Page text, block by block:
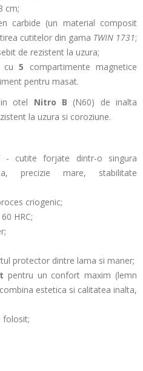
cm;
carbide (un material composit
cutitelor din gama TWIN 1731;
de rezistent la uzura;
cu 5 compartimente magnetice
pentru masat.
otel Nitro B (N60) de inalta
la uzura si coroziune.
- cutite forjate dintr-o singura
precizie mare, stabilitate
criogenic;
HRC;
protector dintre lama si maner;
pentru un confort maxim (lemn
estetica si calitatea inalta,
folosit;